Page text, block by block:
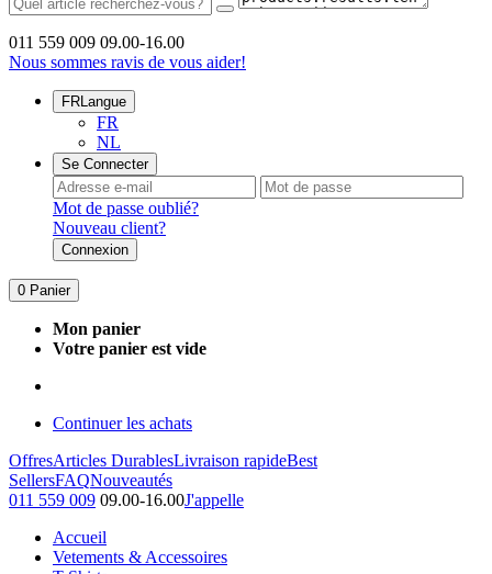
011 559 009 09.00-16.00
Nous sommes ravis de vous aider!
FRLangue
FR
NL
Se Connecter
Mot de passe oublié?
Nouveau client?
Connexion
0 Panier
Mon panier
Votre panier est vide
Continuer les achats
OffresArticles DurablesLivraison rapideBest
SellersFAQNouveautés
011 559 009 09.00-16.00J'appelle
Accueil
Vetements & Accessoires